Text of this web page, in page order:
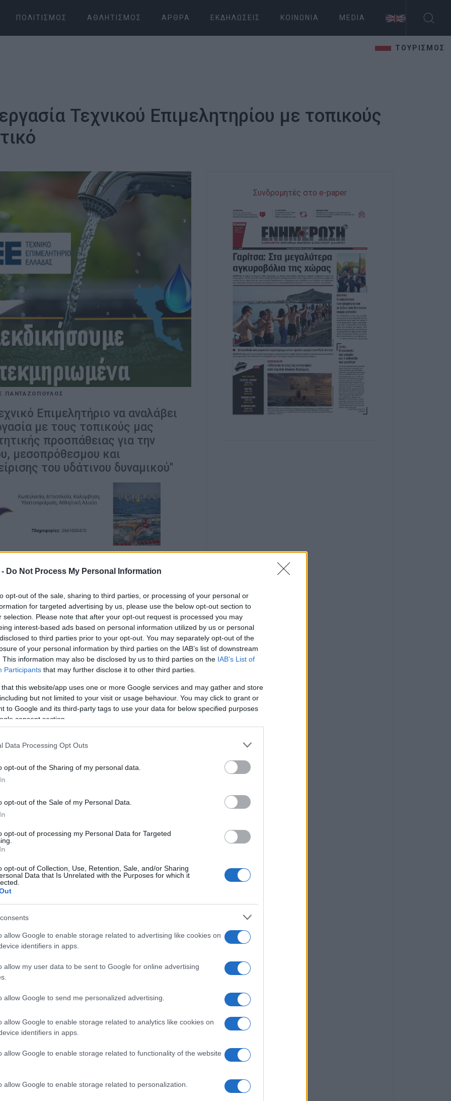
Do Not Process My Personal Information
opt-out of the sale, sharing to third parties, or processing of your personal or
for targeted advertising by us, please use the below opt-out section to
selection. Please note that after your opt-out request is processed you may
interest-based ads based on personal information utilized by us or personal
to third parties prior to your opt-out. You may separately opt-out of the
of your personal information by third parties on the IAB’s list of downstream
This information may also be disclosed by us to third parties on the IAB’s List of
Participants that may further disclose it to other third parties.
that this website/app uses one or more Google services and may gather and store
but not limited to your visit or usage behaviour. You may click to grant or
to Google and its third-party tags to use your data for below specified purposes
consent section.
Data Processing Opt Outs
opt-out of the Sharing of my personal data.
opt-out of the Sale of my Personal Data.
opt-out of processing my Personal Data for Targeted
opt-out of Collection, Use, Retention, Sale, and/or Sharing
Data that Is Unrelated with the Purposes for which it
allow Google to enable storage related to advertising like cookies on
identifiers in apps.
allow my user data to be sent to Google for online advertising
allow Google to send me personalized advertising.
allow Google to enable storage related to analytics like cookies on
identifiers in apps.
allow Google to enable storage related to functionality of the website
allow Google to enable storage related to personalization.
ΠΟΛΙΤΙΣΜΌΣ ΑΘΛΗΤΙΣΜΌΣ ΆΡΘΡΑ ΕΚΔΗΛΏΣΕΙΣ ΚΟΙΝΩΝΊΑ MEDIA
ΤΟΥΡΙΣΜΟΣ
Τεχνικού Επιμελητηρίου με τοπικούς
ΠΑΝΤΑΖΟΠΟΥΛΟΣ
Επιμελητήριο να αναλάβει
με τους τοπικούς μας
προσπάθειας για την
μεσοπρόθεσμου και
του υδάτινου δυναμικού"
Δημ. Μπιάγκης έστειλε επιστολή στο
πρόβλημα της Κέρκυρας, ζητώντας συνεργασία
σχεδίου για την αντιμετώπιση του ζητήματος.
ενός μεγάλου επενδυτικού ομίλου
να καταθέσει με τις ευλογίες της
της Κέρκυρας εποφθαλμιώντας ουσιαστικά τη
όπως αυτό της διαχείρισης ενός κοινωνικού
σε μείζων πρόβλημα για την Κέρκυρα και η
κυβερνητικές παλινωδίες (ειδικά
πόρους και τεχνογνωσία τους τοπικούς μας
το ταλανίζουν και την οριστική επίλυσή του.
τοπικής αυτοδιοίκησης της
ύδατος, αλλά και η μη αξιοποίηση της
των επίσημα θεσπισμένων τεχνικών
δημιούργησαν, όπως ήταν φυσικό,
να το γεμίσουν με την επενδυτική
να αναλάβει σχετική πρωτοβουλία σε
ηγηθεί μιας απαιτητικής προσπάθειας για την
και μακροπρόθεσμου σχεδίου διαχείρισης του
τις γνώσεις, την εμπειρία και τις
βασισμένο όχι στις αγαθές προθέσεις του κάθε
που αξίζει σε αυτό. Ενός σχεδίου
οι εμπλεκόμενοι φορείς και θα απαιτήσουμε
και να αξιοποιηθεί.
σύμμαχο και αρωγό, ώστε από κοινού,
να διαφυλάξουμε το μέγιστο κοινωνικό αγαθό
πρωτοβουλίες μας τις τύχες της περιοχής μας.
είναι απόφοιτος του τμήματος
Συνδρομητές στο e-paper